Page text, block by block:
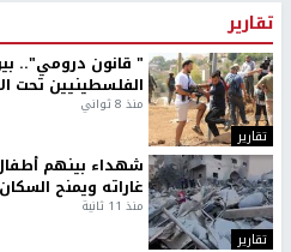
تقارير
تقارير
" قانون درومي"..
الفلسطينيين تحت
منذ 8 ثواني
تقارير
شهداء بينهم
غاراته ويمنح
منذ 11 ثانية